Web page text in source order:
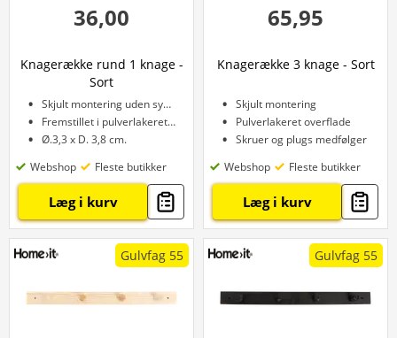
36,00
Knagerække rund 1 knage -
Sort
Skjult montering uden synlige skruer
Fremstillet i pulverlakeret stål
Ø.3,3 x D. 3,8 cm.
Webshop
Fleste butikker
Læg i kurv
65,95
Knagerække 3 knage - Sort
Skjult montering
Pulverlakeret overflade
Skruer og plugs medfølger
Webshop
Fleste butikker
Læg i kurv
Gulvfag 55 Gulvfag 55